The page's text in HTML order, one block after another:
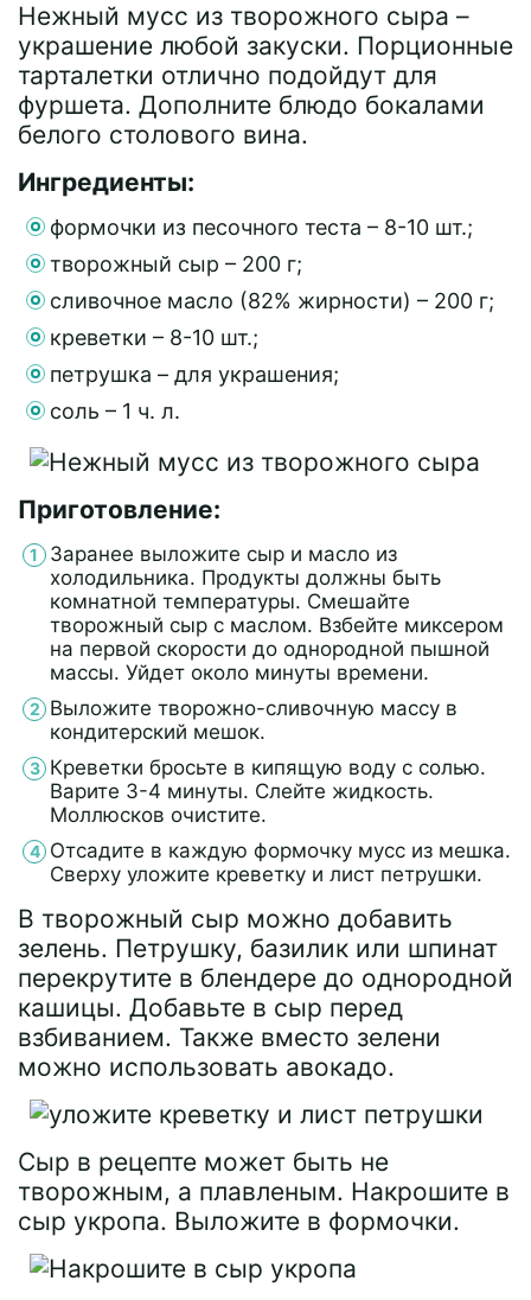
Нежный мусс из творожного сыра –
украшение любой закуски. Порционные
тарталетки отлично подойдут для
фуршета. Дополните блюдо бокалами
белого столового вина.
Ингредиенты:
формочки из песочного теста – 8-10 шт.;
творожный сыр – 200 г;
сливочное масло (82% жирности) – 200 г;
креветки – 8-10 шт.;
петрушка – для украшения;
соль – 1 ч. л.
Приготовление:
Заранее выложите сыр и масло из
холодильника. Продукты должны быть
комнатной температуры. Смешайте
творожный сыр с маслом. Взбейте миксером
на первой скорости до однородной пышной
массы. Уйдет около минуты времени.
Выложите творожно-сливочную массу в
кондитерский мешок.
Креветки бросьте в кипящую воду с солью.
Варите 3-4 минуты. Слейте жидкость.
Моллюсков очистите.
Отсадите в каждую формочку мусс из мешка.
Сверху уложите креветку и лист петрушки.
В творожный сыр можно добавить
зелень. Петрушку, базилик или шпинат
перекрутите в блендере до однородной
кашицы. Добавьте в сыр перед
взбиванием. Также вместо зелени
можно использовать авокадо.
Сыр в рецепте может быть не
творожным, а плавленым. Накрошите в
сыр укропа. Выложите в формочки.